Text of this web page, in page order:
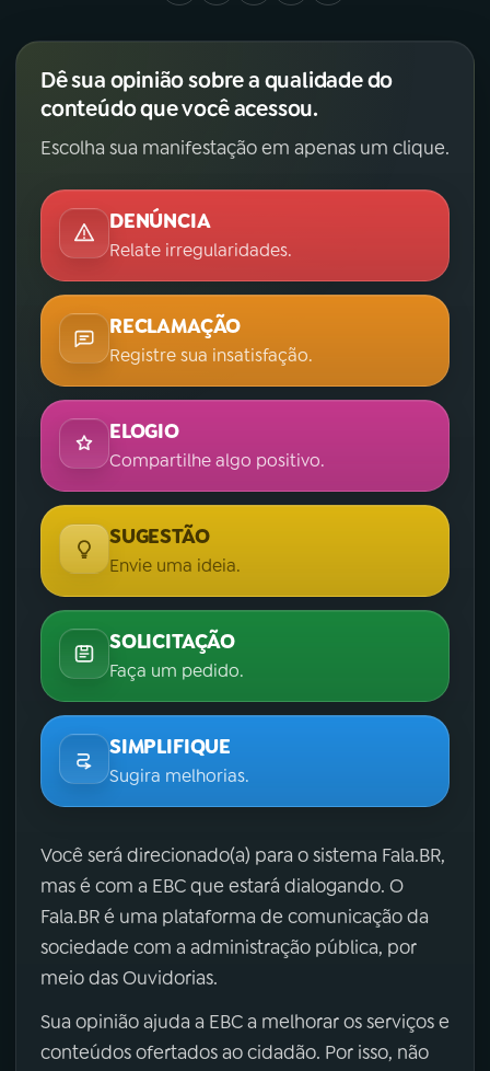
Dê sua opinião sobre a qualidade do
conteúdo que você acessou.
Escolha sua manifestação em apenas um clique.
DENÚNCIA
Relate irregularidades.
RECLAMAÇÃO
Registre sua insatisfação.
ELOGIO
Compartilhe algo positivo.
SUGESTÃO
Envie uma ideia.
SOLICITAÇÃO
Faça um pedido.
SIMPLIFIQUE
Sugira melhorias.
Você será direcionado(a) para o sistema Fala.BR,
mas é com a EBC que estará dialogando. O
Fala.BR é uma plataforma de comunicação da
sociedade com a administração pública, por
meio das Ouvidorias.
Sua opinião ajuda a EBC a melhorar os serviços e
conteúdos ofertados ao cidadão. Por isso, não